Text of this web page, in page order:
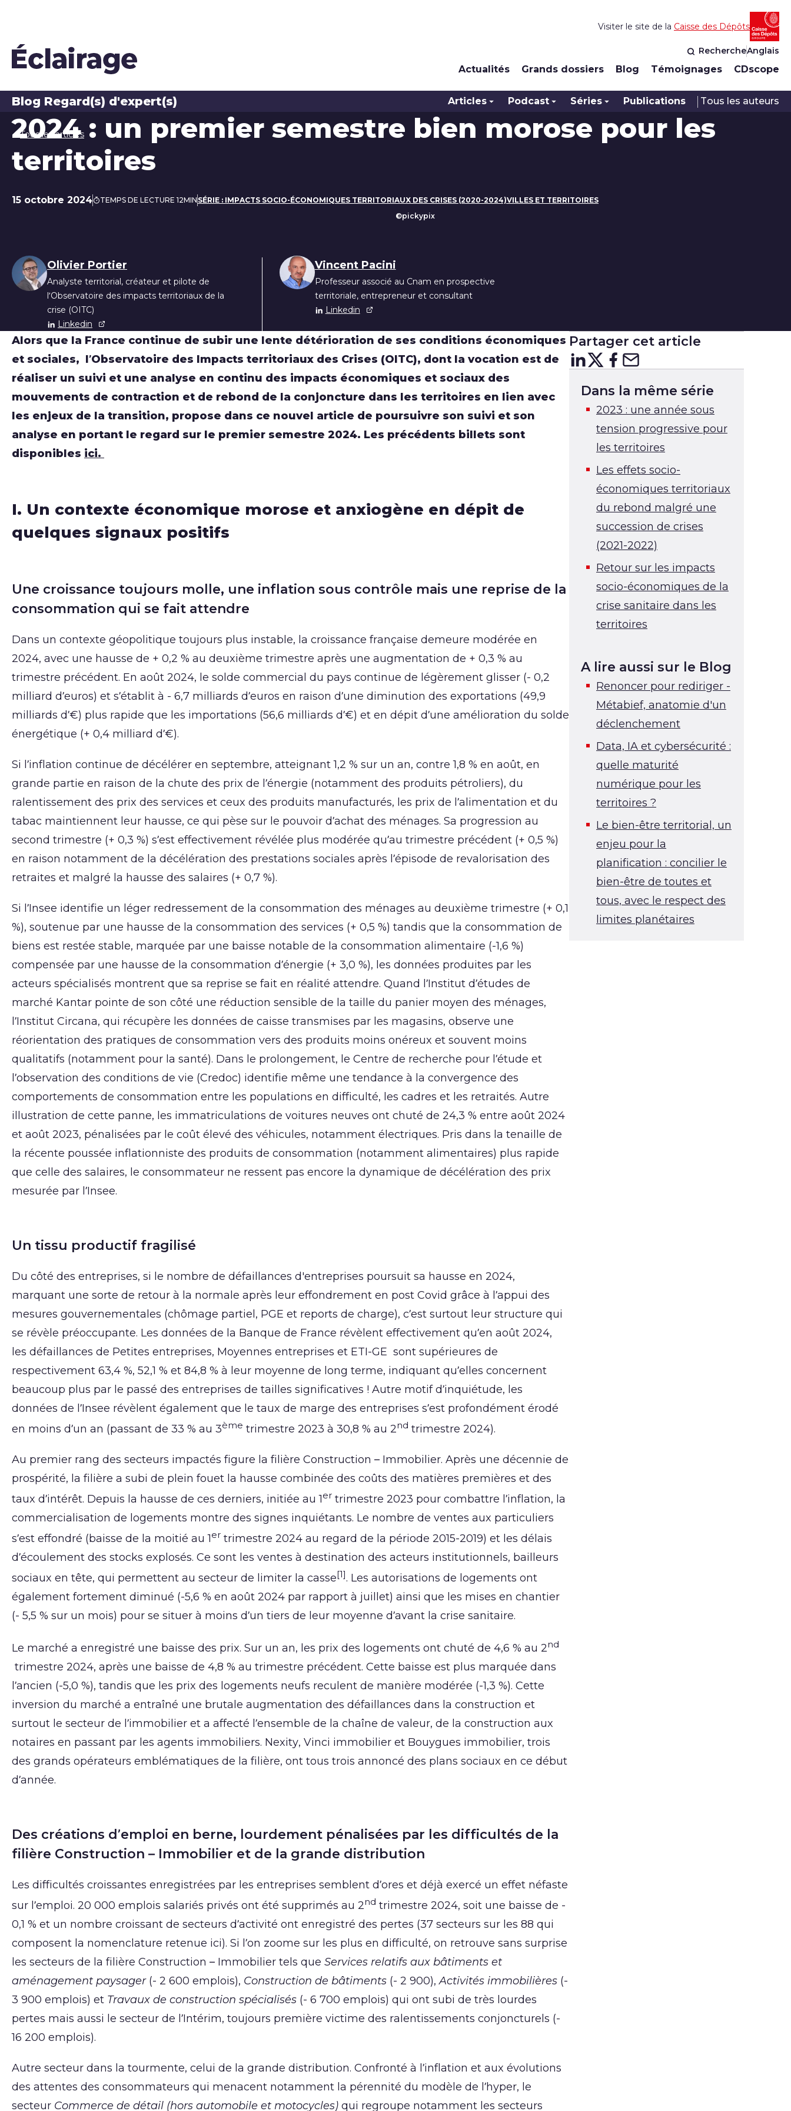
Actualités Grands dossiers Blog Témoignages CDscope
RechercheAnglais
Visiter le site de la Caisse des Dépôts
Blog Regard(s) d'expert(s) Articles Podcast Séries Publications Tous les auteurs
Tous les articles
2024 : un premier semestre bien morose pour les
territoires
Date de publication
15 octobre 2024 TEMPS DE LECTURE 12MIN SÉRIE : IMPACTS SOCIO-ÉCONOMIQUES TERRITORIAUX DES CRISES (2020-2024)VILLES ET TERRITOIRES
©pickypix
Liste des auteurs
Olivier Portier
Analyste territorial, créateur et pilote de
l’Observatoire des impacts territoriaux de la
crise (OITC)
Linkedin
Vincent Pacini
Professeur associé au Cnam en prospective
territoriale, entrepreneur et consultant
Linkedin
Alors que la France continue de subir une lente détérioration de ses conditions économiques
et sociales, l’Observatoire des Impacts territoriaux des Crises (OITC), dont la vocation est de
réaliser un suivi et une analyse en continu des impacts économiques et sociaux des
mouvements de contraction et de rebond de la conjoncture dans les territoires en lien avec
les enjeux de la transition, propose dans ce nouvel article de poursuivre son suivi et son
analyse en portant le regard sur le premier semestre 2024. Les précédents billets sont
disponibles ici.
I. Un contexte économique morose et anxiogène en dépit de
quelques signaux positifs
Une croissance toujours molle, une inflation sous contrôle mais une reprise de la
consommation qui se fait attendre
Dans un contexte géopolitique toujours plus instable, la croissance française demeure modérée en
2024, avec une hausse de + 0,2 % au deuxième trimestre après une augmentation de + 0,3 % au
trimestre précédent. En août 2024, le solde commercial du pays continue de légèrement glisser (- 0,2
milliard d’euros) et s’établit à - 6,7 milliards d’euros en raison d’une diminution des exportations (49,9
milliards d’€) plus rapide que les importations (56,6 milliards d’€) et en dépit d’une amélioration du solde
énergétique (+ 0,4 milliard d’€).
Si l’inflation continue de décélérer en septembre, atteignant 1,2 % sur un an, contre 1,8 % en août, en
grande partie en raison de la chute des prix de l’énergie (notamment des produits pétroliers), du
ralentissement des prix des services et ceux des produits manufacturés, les prix de l’alimentation et du
tabac maintiennent leur hausse, ce qui pèse sur le pouvoir d’achat des ménages. Sa progression au
second trimestre (+ 0,3 %) s’est effectivement révélée plus modérée qu’au trimestre précédent (+ 0,5 %)
en raison notamment de la décélération des prestations sociales après l’épisode de revalorisation des
retraites et malgré la hausse des salaires (+ 0,7 %).
Si l’Insee identifie un léger redressement de la consommation des ménages au deuxième trimestre (+ 0,1
%), soutenue par une hausse de la consommation des services (+ 0,5 %) tandis que la consommation de
biens est restée stable, marquée par une baisse notable de la consommation alimentaire (-1,6 %)
compensée par une hausse de la consommation d’énergie (+ 3,0 %), les données produites par les
acteurs spécialisés montrent que sa reprise se fait en réalité attendre. Quand l’Institut d’études de
marché Kantar pointe de son côté une réduction sensible de la taille du panier moyen des ménages,
l’Institut Circana, qui récupère les données de caisse transmises par les magasins, observe une
réorientation des pratiques de consommation vers des produits moins onéreux et souvent moins
qualitatifs (notamment pour la santé). Dans le prolongement, le Centre de recherche pour l’étude et
l’observation des conditions de vie (Credoc) identifie même une tendance à la convergence des
comportements de consommation entre les populations en difficulté, les cadres et les retraités. Autre
illustration de cette panne, les immatriculations de voitures neuves ont chuté de 24,3 % entre août 2024
et août 2023, pénalisées par le coût élevé des véhicules, notamment électriques. Pris dans la tenaille de
la récente poussée inflationniste des produits de consommation (notamment alimentaires) plus rapide
que celle des salaires, le consommateur ne ressent pas encore la dynamique de décélération des prix
mesurée par l’Insee.
Un tissu productif fragilisé
Du côté des entreprises, si le nombre de défaillances d'entreprises poursuit sa hausse en 2024,
marquant une sorte de retour à la normale après leur effondrement en post Covid grâce à l’appui des
mesures gouvernementales (chômage partiel, PGE et reports de charge), c’est surtout leur structure qui
se révèle préoccupante. Les données de la Banque de France révèlent effectivement qu’en août 2024,
les défaillances de Petites entreprises, Moyennes entreprises et ETI-GE sont supérieures de
respectivement 63,4 %, 52,1 % et 84,8 % à leur moyenne de long terme, indiquant qu’elles concernent
beaucoup plus par le passé des entreprises de tailles significatives ! Autre motif d’inquiétude, les
données de l’Insee révèlent également que le taux de marge des entreprises s’est profondément érodé
en moins d’un an (passant de 33 % au 3ème trimestre 2023 à 30,8 % au 2nd trimestre 2024).
Au premier rang des secteurs impactés figure la filière Construction – Immobilier. Après une décennie de
prospérité, la filière a subi de plein fouet la hausse combinée des coûts des matières premières et des
taux d’intérêt. Depuis la hausse de ces derniers, initiée au 1er trimestre 2023 pour combattre l’inflation, la
commercialisation de logements montre des signes inquiétants. Le nombre de ventes aux particuliers
s’est effondré (baisse de la moitié au 1er trimestre 2024 au regard de la période 2015-2019) et les délais
d’écoulement des stocks explosés. Ce sont les ventes à destination des acteurs institutionnels, bailleurs
sociaux en tête, qui permettent au secteur de limiter la casse[1]. Les autorisations de logements ont
également fortement diminué (-5,6 % en août 2024 par rapport à juillet) ainsi que les mises en chantier
(- 5,5 % sur un mois) pour se situer à moins d’un tiers de leur moyenne d’avant la crise sanitaire.
Le marché a enregistré une baisse des prix. Sur un an, les prix des logements ont chuté de 4,6 % au 2nd
trimestre 2024, après une baisse de 4,8 % au trimestre précédent. Cette baisse est plus marquée dans
l’ancien (-5,0 %), tandis que les prix des logements neufs reculent de manière modérée (-1,3 %). Cette
inversion du marché a entraîné une brutale augmentation des défaillances dans la construction et
surtout le secteur de l’immobilier et a affecté l’ensemble de la chaîne de valeur, de la construction aux
notaires en passant par les agents immobiliers. Nexity, Vinci immobilier et Bouygues immobilier, trois
des grands opérateurs emblématiques de la filière, ont tous trois annoncé des plans sociaux en ce début
d’année.
Des créations d’emploi en berne, lourdement pénalisées par les difficultés de la
filière Construction – Immobilier et de la grande distribution
Les difficultés croissantes enregistrées par les entreprises semblent d’ores et déjà exercé un effet néfaste
sur l’emploi. 20 000 emplois salariés privés ont été supprimés au 2nd trimestre 2024, soit une baisse de -
0,1 % et un nombre croissant de secteurs d’activité ont enregistré des pertes (37 secteurs sur les 88 qui
composent la nomenclature retenue ici). Si l’on zoome sur les plus en difficulté, on retrouve sans surprise
les secteurs de la filière Construction – Immobilier tels que Services relatifs aux bâtiments et
aménagement paysager(- 2 600 emplois), Construction de bâtiments (- 2 900),Activités immobilières (-
3 900 emplois) et Travaux de construction spécialisés (- 6 700 emplois) qui ont subi de très lourdes
pertes mais aussi le secteur de l’Intérim, toujours première victime des ralentissements conjoncturels (-
16 200 emplois).
Autre secteur dans la tourmente, celui de la grande distribution. Confronté à l’inflation et aux évolutions
des attentes des consommateurs qui menacent notamment la pérennité du modèle de l’hyper, le
secteur Commerce de détail (hors automobile et motocycles) qui regroupe notamment les secteurs
Partager cet article
Partager surLinkedIn
Partager surX
Partager sur
Partager sur
Dans la même série
2023 : une année sous
tension progressive pour
les territoires
Les effets socio-
économiques territoriaux
du rebond malgré une
succession de crises
(2021-2022)
Retour sur les impacts
socio-économiques de la
crise sanitaire dans les
territoires
A lire aussi sur le Blog
Renoncer pour rediriger -
Métabief, anatomie d'un
déclenchement
Data, IA et cybersécurité :
quelle maturité
numérique pour les
territoires ?
Le bien-être territorial, un
enjeu pour la
planification : concilier le
bien-être de toutes et
tous, avec le respect des
limites planétaires